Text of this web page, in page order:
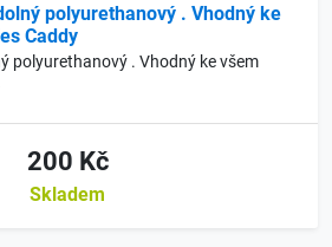
polyurethanový . Vhodný ke
Caddy
polyurethanový . Vhodný ke všem
200 Kč
Skladem